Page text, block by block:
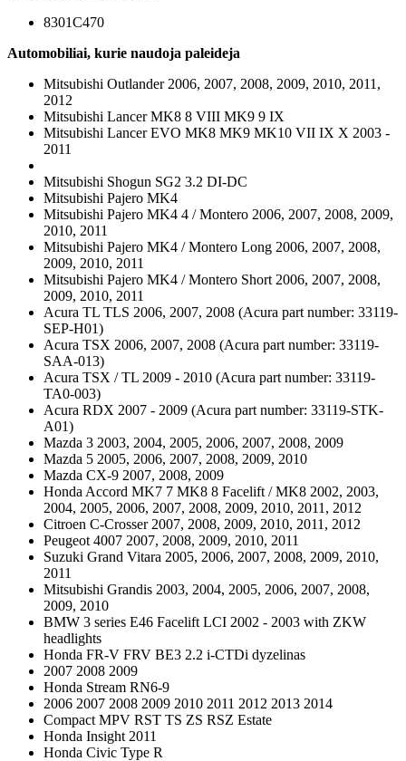
8301C470
Automobiliai, kurie naudoja paleideja
Mitsubishi Outlander 2006, 2007, 2008, 2009, 2010, 2011,
2012
Mitsubishi Lancer MK8 8 VIII MK9 9 IX
Mitsubishi Lancer EVO MK8 MK9 MK10 VII IX X 2003 -
2011
Mitsubishi Shogun SG2 3.2 DI-DC
Mitsubishi Pajero MK4
Mitsubishi Pajero MK4 4 / Montero 2006, 2007, 2008, 2009,
2010, 2011
Mitsubishi Pajero MK4 / Montero Long 2006, 2007, 2008,
2009, 2010, 2011
Mitsubishi Pajero MK4 / Montero Short 2006, 2007, 2008,
2009, 2010, 2011
Acura TL TLS 2006, 2007, 2008 (Acura part number: 33119-
SEP-H01)
Acura TSX 2006, 2007, 2008 (Acura part number: 33119-
SAA-013)
Acura TSX / TL 2009 - 2010 (Acura part number: 33119-
TA0-003)
Acura RDX 2007 - 2009 (Acura part number: 33119-STK-
A01)
Mazda 3 2003, 2004, 2005, 2006, 2007, 2008, 2009
Mazda 5 2005, 2006, 2007, 2008, 2009, 2010
Mazda CX-9 2007, 2008, 2009
Honda Accord MK7 7 MK8 8 Facelift / MK8 2002, 2003,
2004, 2005, 2006, 2007, 2008, 2009, 2010, 2011, 2012
Citroen C-Crosser 2007, 2008, 2009, 2010, 2011, 2012
Peugeot 4007 2007, 2008, 2009, 2010, 2011
Suzuki Grand Vitara 2005, 2006, 2007, 2008, 2009, 2010,
2011
Mitsubishi Grandis 2003, 2004, 2005, 2006, 2007, 2008,
2009, 2010
BMW 3 series E46 Facelift LCI 2002 - 2003 with ZKW
headlights
Honda FR-V FRV BE3 2.2 i-CTDi dyzelinas
2007 2008 2009
Honda Stream RN6-9
2006 2007 2008 2009 2010 2011 2012 2013 2014
Compact MPV RST TS ZS RSZ Estate
Honda Insight 2011
Honda Civic Type R